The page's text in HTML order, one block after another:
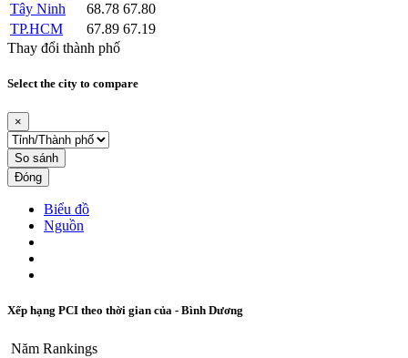
Tây Ninh
68.78 67.80
TP.HCM
67.89 67.19
Thay đổi thành phố
Select the city to compare
×
So sánh
Đóng
Biểu đồ
Nguồn
Xếp hạng PCI theo thời gian của - Bình Dương
Năm Rankings